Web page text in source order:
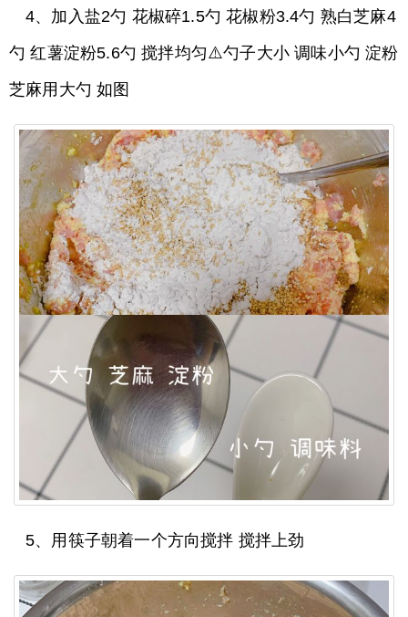
4、加入盐2勺 花椒碎1.5勺 花椒粉3.4勺 熟白芝麻4
勺 红薯淀粉5.6勺 搅拌均匀⚠️勺子大小 调味小勺 淀粉
芝麻用大勺 如图
5、用筷子朝着一个方向搅拌 搅拌上劲